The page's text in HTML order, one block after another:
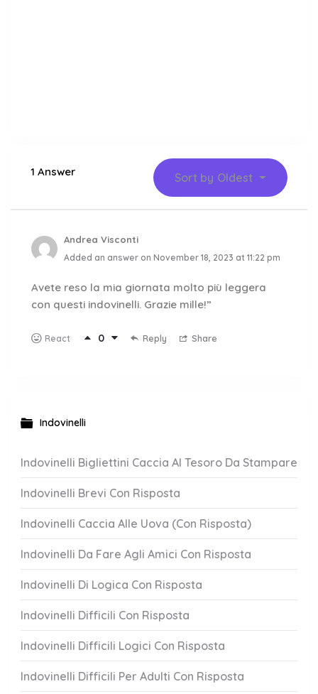
1 Answer Sort by Oldest
Andrea Visconti
Added an answer on November 18, 2023 at 11:22 pm
Avete reso la mia giornata molto più leggera
con questi indovinelli. Grazie mille!”
React 0 Reply Share
Indovinelli
Indovinelli Bigliettini Caccia Al Tesoro Da Stampare
Indovinelli Brevi Con Risposta
Indovinelli Caccia Alle Uova (Con Risposta)
Indovinelli Da Fare Agli Amici Con Risposta
Indovinelli Di Logica Con Risposta
Indovinelli Difficili Con Risposta
Indovinelli Difficili Logici Con Risposta
Indovinelli Difficili Per Adulti Con Risposta